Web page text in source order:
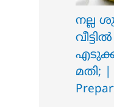
നല്ല
മതി; |